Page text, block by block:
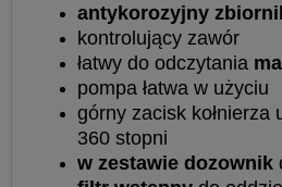
antykorozyjny
kontrolujący zawór
łatwy do odczytania
pompa łatwa w użyciu
górny zacisk kołnierza
360 stopni
w zestawie dozownik